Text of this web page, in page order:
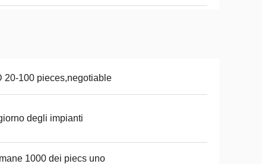
20-100 pieces,negotiable
degli impianti
1000 dei piecs uno